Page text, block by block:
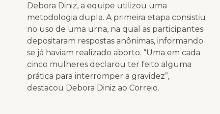
Debora Diniz, a equipe utilizou uma
metodologia dupla. A primeira etapa consistiu
no uso de uma urna, na qual as participantes
depositaram respostas anônimas, informando
se já haviam realizado aborto. “Uma em cada
cinco mulheres declarou ter feito alguma
prática para interromper a gravidez”,
destacou Debora Diniz ao Correio.